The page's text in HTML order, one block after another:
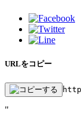
URLをコピー
"